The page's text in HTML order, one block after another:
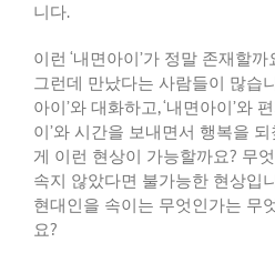
니다.
이런 ‘내면아이’가 정말 존재할까
그런데 만났다는 사람들이 많습
아이’와 대화하고, ‘내면아이’와
이’와 시간을 보내면서 행복을
게 이런 현상이 가능할까요? 무
속지 않았다면 불가능한 현상입
현대인을 속이는 무엇인가는 무
요?